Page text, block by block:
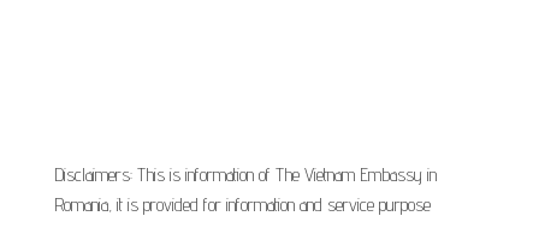
Disclaimers: This is information of The Vietnam Embassy in
Romania, it is provided for information and service purpose